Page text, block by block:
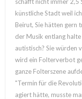
künstliche Stadt weil
Beirut, Sie hätten gern
der Musik entlang halte
autistisch? Sie würden
wird ein Folterverbot
ganze Folterszene
"Termin für die
agiert hätte, musste